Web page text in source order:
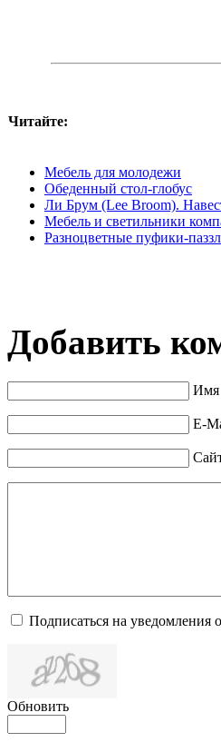
Читайте:
Мебель для молодежи
Обеденный стол-глобус
Ли Брум (Lee Broom).
Мебель и светильники
Разноцветные пуфики-
Добавить
Имя
E-
Подписаться на уведомления
Обновить